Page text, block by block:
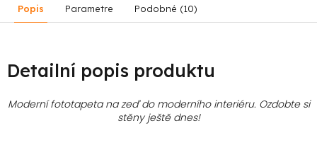
Popis Parametre Podobné (10)
Detailní popis produktu
Moderní fototapeta na zeď do moderního interiéru. Ozdobte si
stěny ještě dnes!